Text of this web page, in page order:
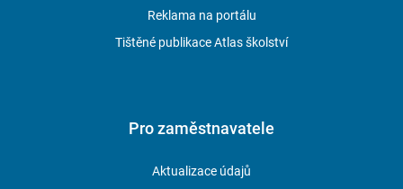
Reklama na portálu
Tištěné publikace Atlas školství
Pro zaměstnavatele
Aktualizace údajů